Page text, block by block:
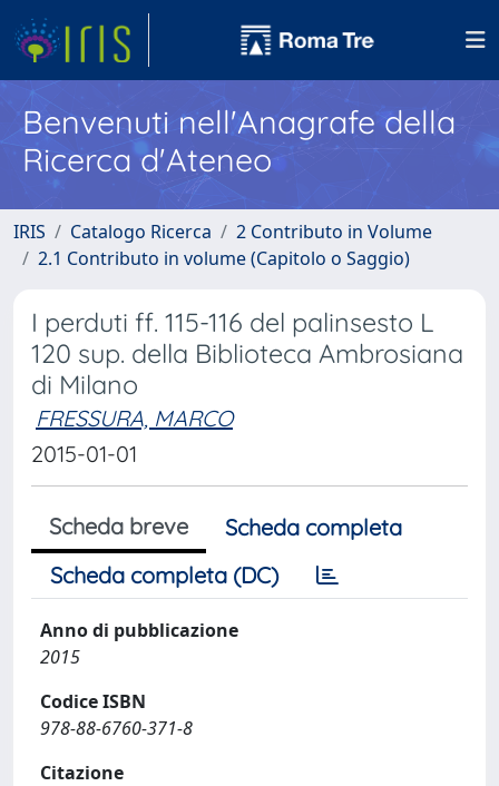
Benvenuti nell'Anagrafe della
Ricerca d'Ateneo
IRIS Catalogo Ricerca
2 Contributo in Volume
2.1 Contributo in volume (Capitolo o Saggio)
I perduti ff. 115-116 del palinsesto L
120 sup. della Biblioteca Ambrosiana
di Milano
FRESSURA, MARCO
2015-01-01
Scheda breve
Scheda completa
Scheda completa (DC)
Anno di pubblicazione
2015
Codice ISBN
978-88-6760-371-8
Citazione